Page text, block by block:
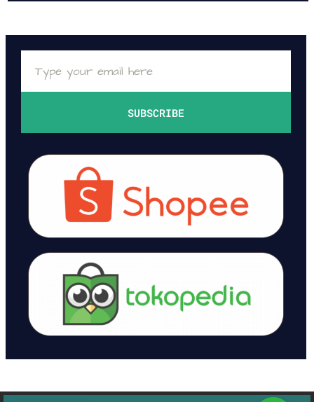
SUBSCRIBE